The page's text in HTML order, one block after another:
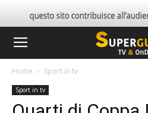
Home Sport in tv
Sport in tv